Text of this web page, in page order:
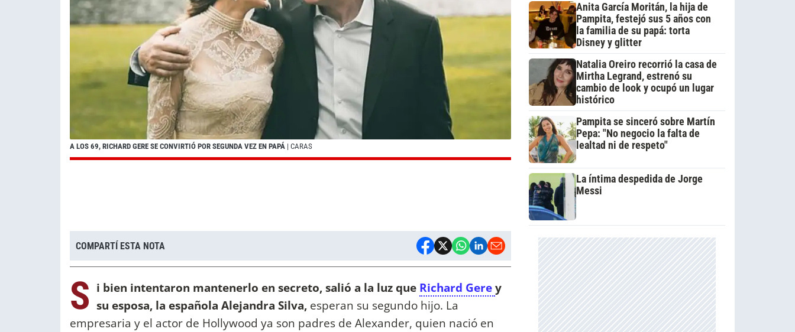
A LOS 69, RICHARD GERE SE CONVIRTIÓ POR SEGUNDA VEZ EN PAPÁ | CARAS
COMPARTÍ ESTA NOTA
S i bien intentaron mantenerlo en secreto, salió a la luz que Richard Gerey
su esposa, la española Alejandra Silva, esperan su segundo hijo. La
empresaria y el actor de Hollywood ya son padres de Alexander, quien nació en
Anita García Moritán, la hija de
Pampita, festejó sus 5 años con
la familia de su papá: torta
Disney y glitter
Natalia Oreiro recorrió la casa de
Mirtha Legrand, estrenó su
cambio de look y ocupó un lugar
histórico
Pampita se sinceró sobre Martín
Pepa: "No negocio la falta de
lealtad ni de respeto"
La íntima despedida de Jorge
Messi